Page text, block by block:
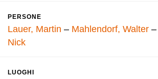
PERSONE
Lauer, Martin – Mahlendorf, Walter –
Nick
LUOGHI